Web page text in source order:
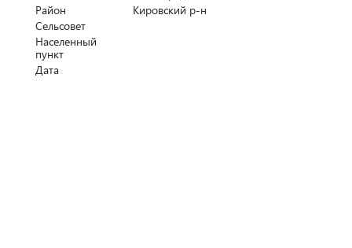
Район
Кировский р-н
Сельсовет
Населенный
пункт
Дата